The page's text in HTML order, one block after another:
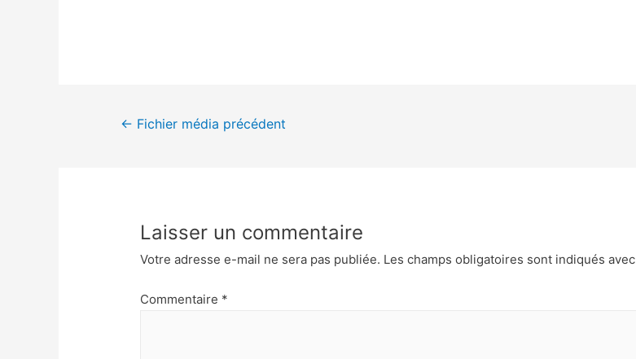
Navigation
← Fichier média précédent
Laisser un commentaire
Votre adresse e-mail ne sera pas publiée. Les champs obligatoires sont indiqués avec
Commentaire *